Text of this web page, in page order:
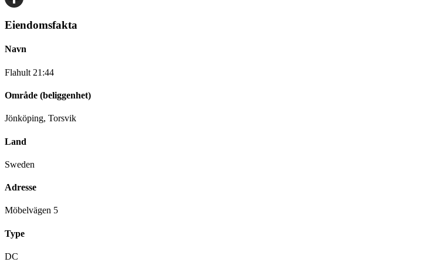
Eiendomsfakta
Navn
Flahult 21:44
Område (beliggenhet)
Jönköping, Torsvik
Land
Sweden
Adresse
Möbelvägen 5
Type
DC